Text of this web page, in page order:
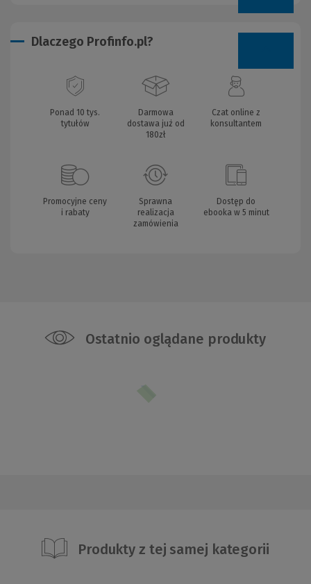
Dlaczego Profinfo.pl?
Ponad 10 tys.
tytułów
Darmowa
dostawa już od
180zł
Czat online z
konsultantem
Promocyjne ceny
i rabaty
Sprawna
realizacja
zamówienia
Dostęp do
ebooka w 5 minut
Ostatnio oglądane produkty
Produkty z tej samej kategorii